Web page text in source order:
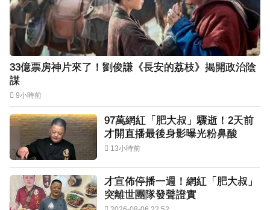
33億票房神片來了！劉俊謙《長安的荔枝》揭開政治陰
謀
9小時前
97萬網紅「肥大叔」驟逝！2天前
才開直播最後身影曝光粉鼻酸
13小時前
才宣佈停播一週！網紅「肥大叔」
突離世團隊發聲證實